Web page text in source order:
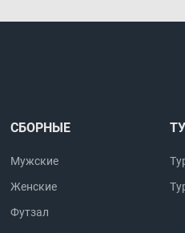
СБОРНЫЕ
Мужские
Женские
Футзал